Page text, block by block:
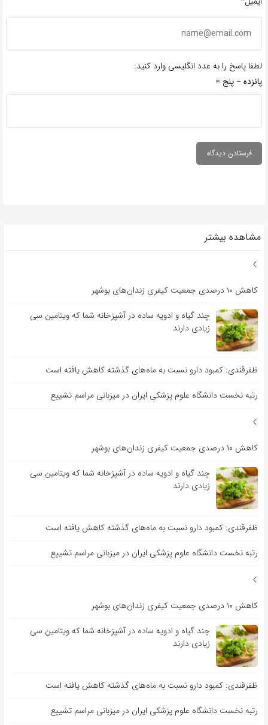
لطفا پاسخ را به عدد انگلیسی وارد کنید:
پانزده − پنج =
مشاهده بیشتر
کاهش ۱۰ درصدی جمعیت کیفری زندان‌های بوشهر
چند گیاه و ادویه ساده در آشپزخانه شما که ویتامین سی
زیادی دارند
ظفرقندی: کمبود دارو نسبت به ماه‌های گذشته کاهش یافته است
رتبه نخست دانشگاه علوم پزشکی ایران در میزبانی مراسم تشییع
کاهش ۱۰ درصدی جمعیت کیفری زندان‌های بوشهر
چند گیاه و ادویه ساده در آشپزخانه شما که ویتامین سی
زیادی دارند
ظفرقندی: کمبود دارو نسبت به ماه‌های گذشته کاهش یافته است
رتبه نخست دانشگاه علوم پزشکی ایران در میزبانی مراسم تشییع
کاهش ۱۰ درصدی جمعیت کیفری زندان‌های بوشهر
چند گیاه و ادویه ساده در آشپزخانه شما که ویتامین سی
زیادی دارند
ظفرقندی: کمبود دارو نسبت به ماه‌های گذشته کاهش یافته است
رتبه نخست دانشگاه علوم پزشکی ایران در میزبانی مراسم تشییع